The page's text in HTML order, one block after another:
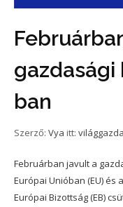
gazdasági
ban
Szerző: Vya itt:
Februárban javult a
Európai Unióban (EU) és
Európai Bizottság (EB)